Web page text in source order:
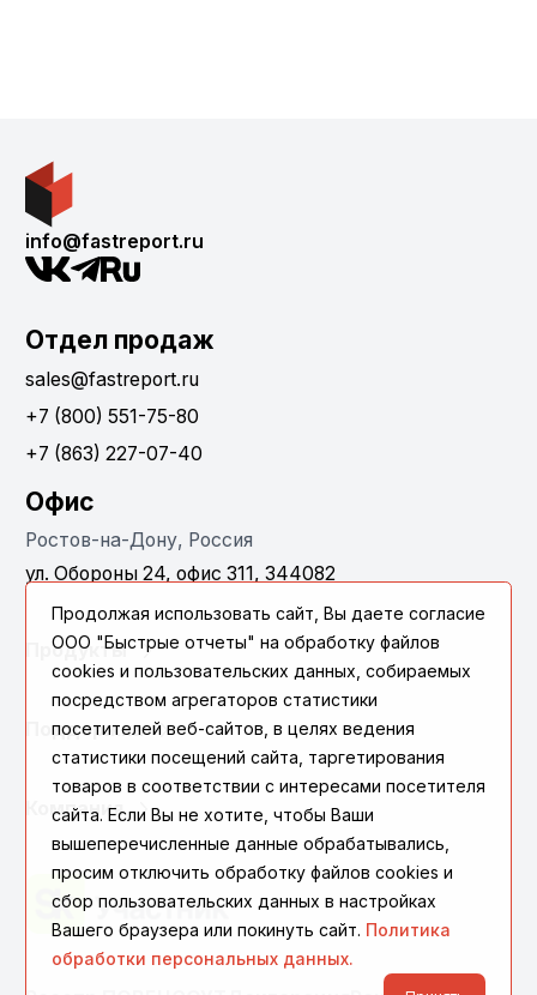
info@fastreport.ru
Отдел продаж
sales@fastreport.ru
+7 (800) 551-75-80
+7 (863) 227-07-40
Офис
Ростов-на-Дону, Россия
ул. Обороны 24, офис 311, 344082
Продукты
Поддержка
Компания
Продолжая использовать сайт, Вы даете согласие
ООО "Быстрые отчеты" на обработку файлов
cookies и пользовательских данных, собираемых
посредством агрегаторов статистики
посетителей веб-сайтов, в целях ведения
статистики посещений сайта, таргетирования
товаров в соответствии с интересами посетителя
сайта. Если Вы не хотите, чтобы Ваши
вышеперечисленные данные обрабатывались,
просим отключить обработку файлов cookies и
сбор пользовательских данных в настройках
Вашего браузера или покинуть сайт. Политика
обработки персональных данных.